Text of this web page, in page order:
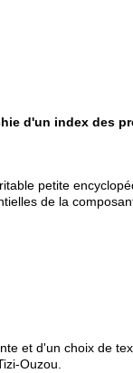
d'un index des
petite
de la
et d'un choix de
Ouzou.